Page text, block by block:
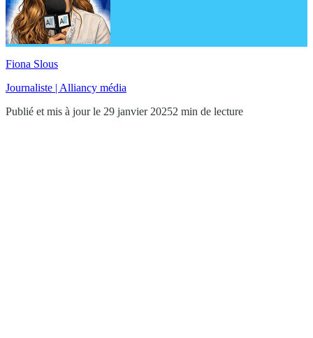
Fiona Slous
Journaliste | Alliancy média
Publié et mis à jour le 29 janvier 20252 min de lecture